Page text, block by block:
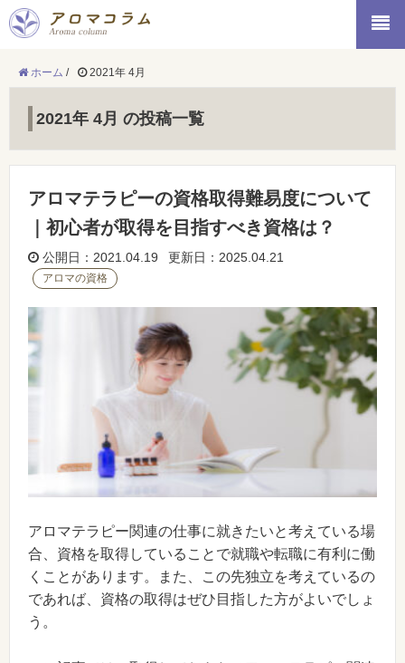
ホーム / 2021年 4月
2021年 4月 の投稿一覧
アロマテラピーの資格取得難易度について
｜初心者が取得を目指すべき資格は？
公開日：2021.04.19 更新日：2025.04.21
アロマの資格
アロマテラピー関連の仕事に就きたいと考えている場
合、資格を取得していることで就職や転職に有利に働
くことがあります。また、この先独立を考えているの
であれば、資格の取得はぜひ目指した方がよいでしょ
う。